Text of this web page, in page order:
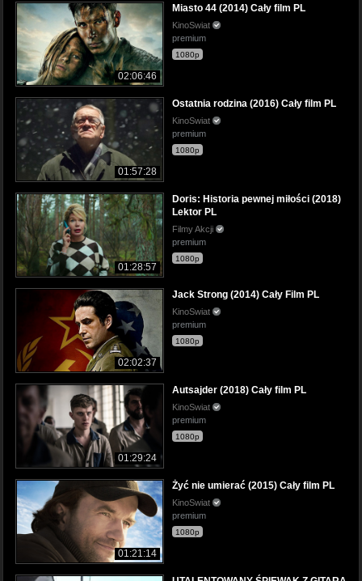
02:06:46
Miasto 44 (2014) Cały film PL
KinoSwiat
premium
1080p
01:57:28
Ostatnia rodzina (2016) Cały film PL
KinoSwiat
premium
1080p
01:28:57
Doris: Historia pewnej miłości (2018)
Lektor PL
Filmy Akcji
premium
1080p
02:02:37
Jack Strong (2014) Cały Film PL
KinoSwiat
premium
1080p
01:29:24
Autsajder (2018) Cały film PL
KinoSwiat
premium
1080p
01:21:14
Żyć nie umierać (2015) Cały film PL
KinoSwiat
premium
1080p